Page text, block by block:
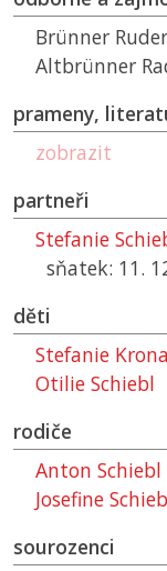
Brünner
Altbrünner
prameny,
zobrazit
partneři
Stefanie
sňatek: 11.
děti
Stefanie
Otilie Schiebl
rodiče
Anton Schiebl
Josefine
sourozenci